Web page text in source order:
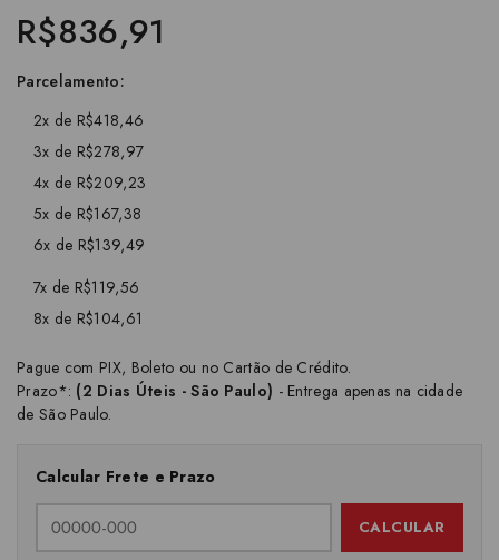
R$836,91
Parcelamento:
2x de R$418,46
3x de R$278,97
4x de R$209,23
5x de R$167,38
6x de R$139,49
7x de R$119,56
8x de R$104,61
Pague com PIX, Boleto ou no Cartão de Crédito.
Prazo*: (2 Dias Úteis - São Paulo) - Entrega apenas na cidade
de São Paulo.
Calcular Frete e Prazo
CALCULAR